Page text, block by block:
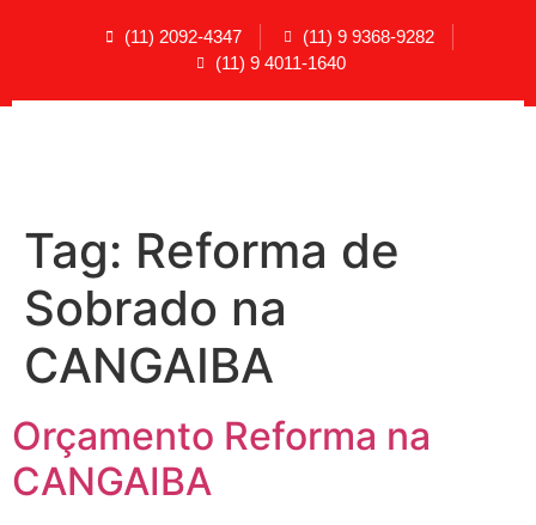
(11) 2092-4347
(11) 9 9368-9282
(11) 9 4011-1640
Tag: Reforma de
Sobrado na
CANGAIBA
Orçamento Reforma na
CANGAIBA